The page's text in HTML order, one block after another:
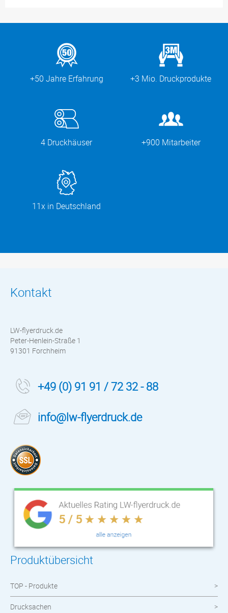
+50 Jahre Erfahrung +3 Mio. Druckprodukte
4 Druckhäuser +900 Mitarbeiter
11x in Deutschland
Kontakt
LW-flyerdruck.de
Peter-Henlein-Straße 1
91301 Forchheim
+49 (0) 91 91 / 72 32 - 88
info@lw-flyerdruck.de
Produktübersicht
TOP - Produkte
Drucksachen